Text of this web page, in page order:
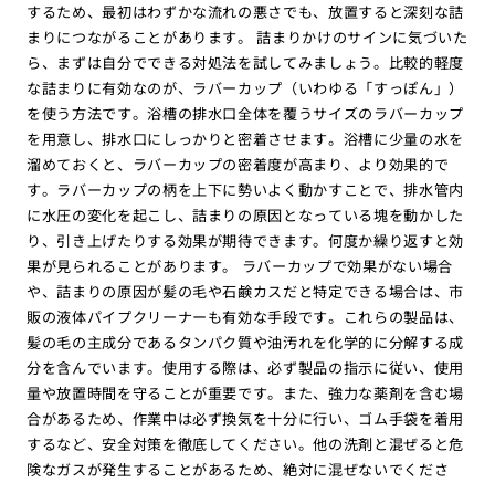
するため、最初はわずかな流れの悪さでも、放置すると深刻な詰
まりにつながることがあります。 詰まりかけのサインに気づいた
ら、まずは自分でできる対処法を試してみましょう。比較的軽度
な詰まりに有効なのが、ラバーカップ（いわゆる「すっぽん」）
を使う方法です。浴槽の排水口全体を覆うサイズのラバーカップ
を用意し、排水口にしっかりと密着させます。浴槽に少量の水を
溜めておくと、ラバーカップの密着度が高まり、より効果的で
す。ラバーカップの柄を上下に勢いよく動かすことで、排水管内
に水圧の変化を起こし、詰まりの原因となっている塊を動かした
り、引き上げたりする効果が期待できます。何度か繰り返すと効
果が見られることがあります。 ラバーカップで効果がない場合
や、詰まりの原因が髪の毛や石鹸カスだと特定できる場合は、市
販の液体パイプクリーナーも有効な手段です。これらの製品は、
髪の毛の主成分であるタンパク質や油汚れを化学的に分解する成
分を含んでいます。使用する際は、必ず製品の指示に従い、使用
量や放置時間を守ることが重要です。また、強力な薬剤を含む場
合があるため、作業中は必ず換気を十分に行い、ゴム手袋を着用
するなど、安全対策を徹底してください。他の洗剤と混ぜると危
険なガスが発生することがあるため、絶対に混ぜないでくださ